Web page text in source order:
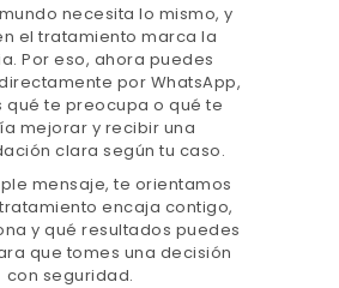
necesita lo mismo, y
el tratamiento marca la
Por eso, ahora puedes
por WhatsApp,
qué te preocupa o qué te
mejorar y recibir una
clara según tu caso.
mensaje, te orientamos
encaja contigo,
y qué resultados puedes
que tomes una decisión
con seguridad.